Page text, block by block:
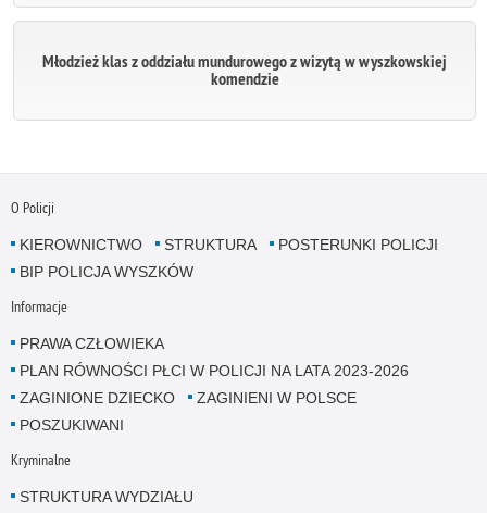
Młodzież klas z oddziału mundurowego z wizytą w wyszkowskiej
komendzie
O Policji
KIEROWNICTWO STRUKTURA
POSTERUNKI POLICJI
BIP POLICJA WYSZKÓW
Informacje
PRAWA CZŁOWIEKA
PLAN RÓWNOŚCI PŁCI W POLICJI NA LATA 2023-2026
ZAGINIONE DZIECKO
ZAGINIENI W POLSCE
POSZUKIWANI
Kryminalne
STRUKTURA WYDZIAŁU